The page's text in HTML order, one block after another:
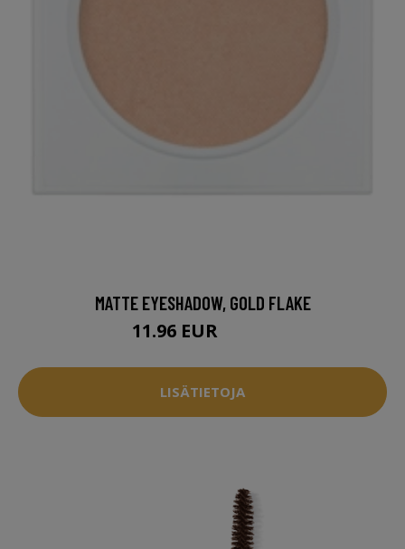
MATTE EYESHADOW, GOLD FLAKE
11.96 EUR
LISÄTIETOJA